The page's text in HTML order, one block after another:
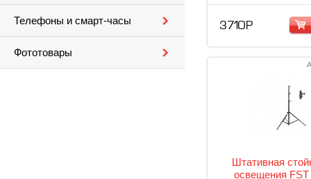
Телефоны и смарт-часы
Фототовары
3 710 Р
Штативная
оcвещения FST